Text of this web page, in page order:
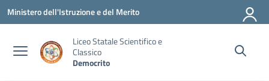
Vai ai contenuti
Vai al menu di navigazione
Vai al footer
Ministero dell'Istruzione e del Merito
Liceo Statale Scientifico e
Classico
Democrito